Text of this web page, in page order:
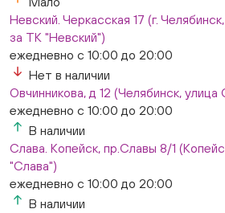
Невский. Черкасская 17 (г.
за ТК "Невский")
ежедневно с 10:00 до 20:00
Нет в наличии
Овчинникова, д 12 (Челябинск, улица
ежедневно с 10:00 до 20:00
В наличии
Слава. Копейск, пр.Славы 8/1
"Слава")
ежедневно с 10:00 до 20:00
В наличии